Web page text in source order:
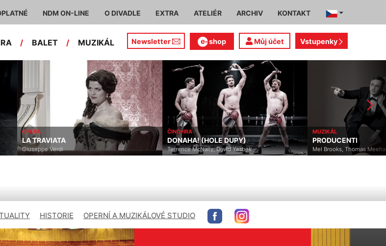
NDM ON-LINE O DIVADLE EXTRA ATELIÉR ARCHIV KONTAKT
/ BALET / MUZIKÁL Newsletter shop Můj účet Vstupenky
OPERA
LA TRAVIATA
Giuseppe Verdi
ČINOHRA
DONAHA! (HOLE DUPY)
Terrence McNally, David Yazbek
MUZIKÁL
PRODUCENTI
Mel Brooks, Thomas
HISTORIE OPERNÍ A MUZIKÁLOVÉ STUDIO